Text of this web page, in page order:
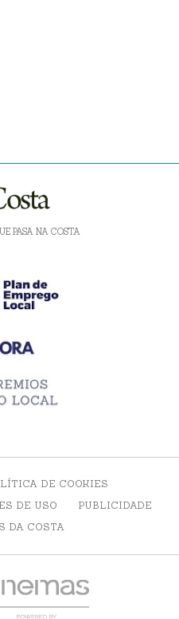
PASA NA COSTA
DE COOKIES
DE USO
PUBLICIDADE
DA COSTA